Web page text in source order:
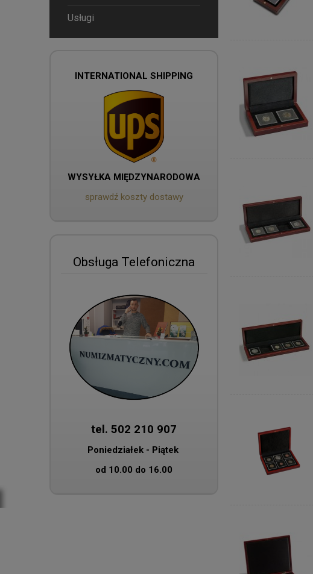
Usługi
INTERNATIONAL SHIPPING
WYSYŁKA MIĘDZYNARODOWA
sprawdź koszty dostawy
Obsługa Telefoniczna
tel. 502 210 907
Poniedziałek - Piątek
od 10.00 do 16.00